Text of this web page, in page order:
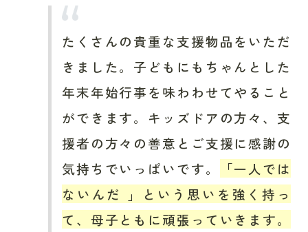
たくさんの貴重な支援物品をいただ
きました。子どもにもちゃんとした
年末年始行事を味わわせてやること
ができます。キッズドアの方々、支
援者の方々の善意とご支援に感謝の
気持ちでいっぱいです。
「一人では
ないんだ 」という思いを強く持っ
て、母子ともに頑張っていきます。